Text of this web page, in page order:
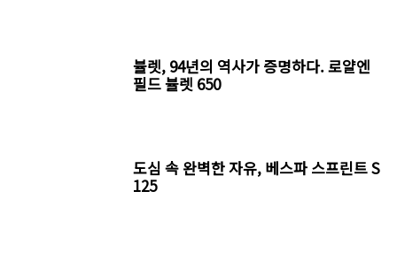
뷸렛, 94년의 역사가 증명하다. 로얄엔
필드 뷸렛 650
도심 속 완벽한 자유, 베스파 스프린트 S
125